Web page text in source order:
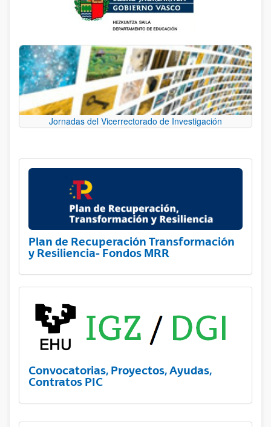
Jornadas del Vicerrectorado de Investigación
Plan de Recuperación Transformación
y Resiliencia- Fondos MRR
Convocatorias, Proyectos, Ayudas,
Contratos PIC